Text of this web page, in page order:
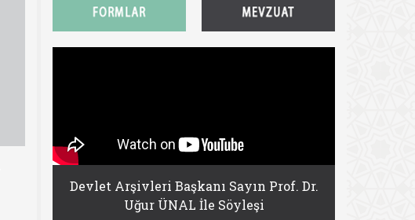
Devlet Arşivleri Başkanı Sayın Prof. Dr.
Uğur ÜNAL İle Söyleşi